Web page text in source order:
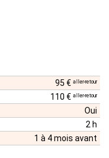
95 € aller-retour
110 € aller-retour
Oui
2 h
1 à 4 mois avant